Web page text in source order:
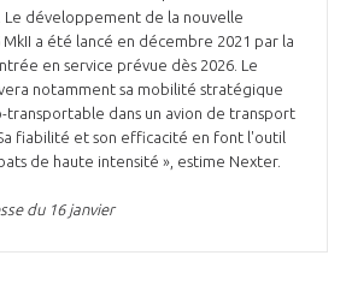
Le développement de la nouvelle
MkII a été lancé en décembre 2021 par la
en service prévue dès 2026. Le
notamment sa mobilité stratégique
transportable dans un avion de transport
fiabilité et son efficacité en font l'outil
de haute intensité », estime Nexter.
du 16 janvier